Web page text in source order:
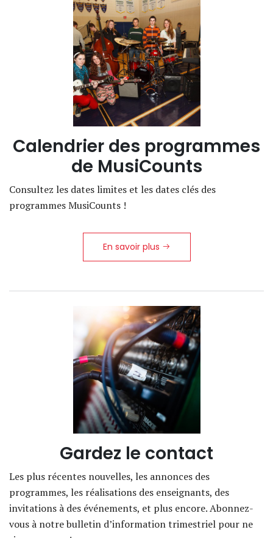
Calendrier des programmes
de MusiCounts
Consultez les dates limites et les dates clés des
programmes MusiCounts !
En savoir plus
Gardez le contact
Les plus récentes nouvelles, les annonces des
programmes, les réalisations des enseignants, des
invitations à des événements, et plus encore. Abonnez-
vous à notre bulletin d’information trimestriel pour ne